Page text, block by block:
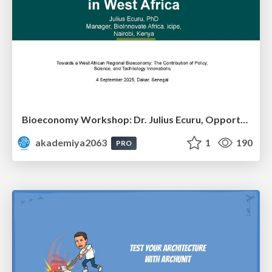
Bioeconomy Workshop: Dr. Julius Ecuru, Opportunities for a Bioeconomy in West Africa
akademiya2063
PRO 1 190